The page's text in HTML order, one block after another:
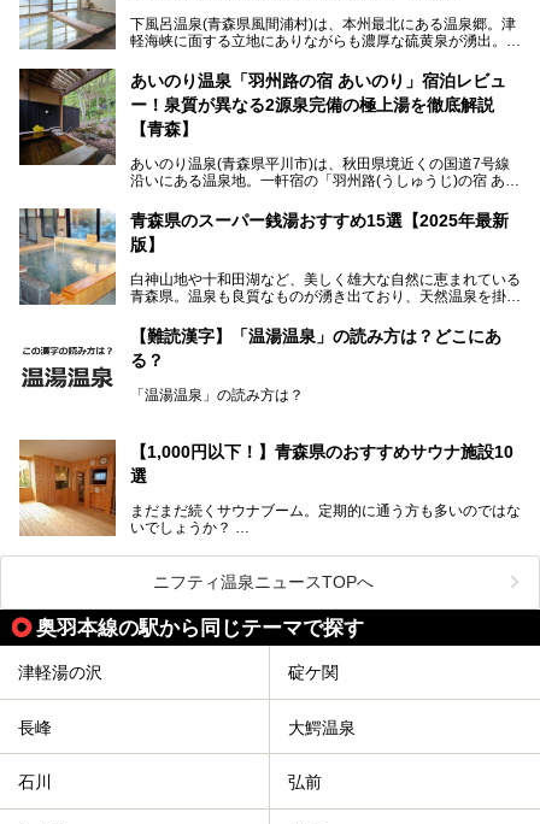
下風呂温泉(青森県風間浦村)は、本州最北にある温泉郷。津
軽海峡に面する立地にありながらも濃厚な硫黄泉が湧出。良
泉ファンが訪れる温泉地です。
「海峡の湯」は、以前あった2つの共同浴場を統合し、2020
年12月にオープンした日帰り入浴施設。かつて別々の共同
浴場で使用された2つの源泉を楽しめる点が魅力です。また
無料休憩室や食事処も併設し、地元常連客のみならず観光客
にも利用しやすい施設へ変貌しました。
今回、筆者は実際に海峡の湯へ訪問・入浴し、その魅力を徹
底解説します！
あいのり温泉「羽州路の宿 あいのり」宿泊レビュ
ー！泉質が異なる2源泉完備の極上湯を徹底解説
【青森】
あいのり温泉(青森県平川市)は、秋田県境近くの国道7号線
沿いにある温泉地。一軒宿の「羽州路(うしゅうじ)の宿 あい
(通称:赤湯)と無色透明の単純温泉という2種類の源泉を使用
し、いずれも源泉100％かけ流しで提供している点でしょ
う。
今回筆者は実際に宿泊し、大浴場と露天風呂付き客室を中心
に「羽州路の宿 あいのり」を詳細にご紹介。秋田県側を含
ですが、実はあいのり温泉も決して見逃せない極上湯のひと
つ。その魅力を徹底解説します！
青森県のスーパー銭湯おすすめ15選【2025年最新
版】
白神山地や十和田湖など、美しく雄大な自然に恵まれている
青森県。温泉も良質なものが湧き出ており、天然温泉を掛け
の山並みを眺めながら温泉に浸かり、お食事処でおいしいご
当地グルメを味わうひとときは格別ですね！
今回は、青森県でおすすめのスーパー銭湯を紹介します。
ください。
【難読漢字】「温湯温泉」の読み方は？どこにあ
る？
「温湯温泉」の読み方は？
か？
【1,000円以下！】青森県のおすすめサウナ施設10
選
まだまだ続くサウナブーム。定期的に通う方も多いのではな
いでしょうか？
そこでコスパ抜群！1,000円以下でサウナを楽しめる施設を
紹介します。
格安でも充実の施設でサウナを楽しみませんか？
今回は青森県にある1,000円以下のおすすめサウナ施設を紹
ニフティ温泉ニュースTOPへ
奥羽本線の駅から同じテーマで探す
津軽湯の沢 碇ケ関
長峰 大鰐温泉
石川 弘前